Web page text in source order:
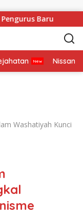
Baru
Nissan
Washatiyah Kunci